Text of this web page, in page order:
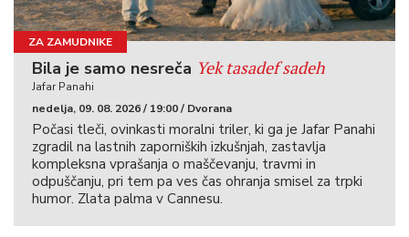
ZA ZAMUDNIKE
Bila je samo nesreča Yek tasadef sadeh
Jafar Panahi
nedelja, 09. 08. 2026 / 19:00 / Dvorana
Počasi tleči, ovinkasti moralni triler, ki ga je Jafar Panahi
zgradil na lastnih zaporniških izkušnjah, zastavlja
kompleksna vprašanja o maščevanju, travmi in
odpuščanju, pri tem pa ves čas ohranja smisel za trpki
humor. Zlata palma v Cannesu.